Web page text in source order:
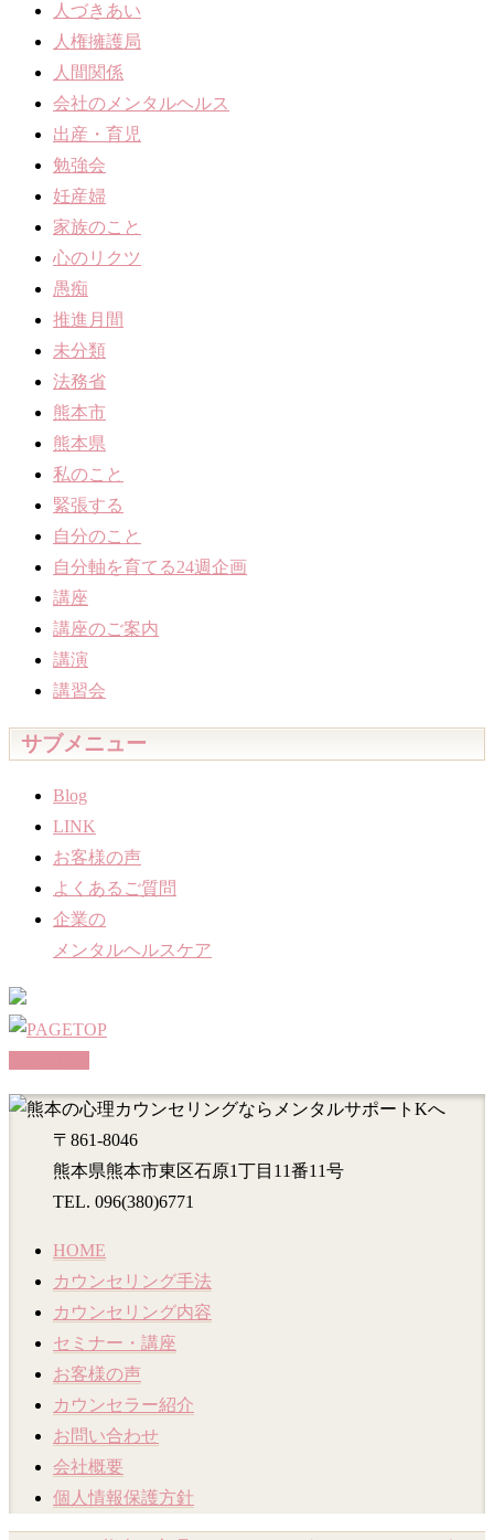
人づきあい
人権擁護局
人間関係
会社のメンタルヘルス
出産・育児
勉強会
妊産婦
家族のこと
心のリクツ
愚痴
推進月間
未分類
法務省
熊本市
熊本県
私のこと
緊張する
自分のこと
自分軸を育てる24週企画
講座
講座のご案内
講演
講習会
サブメニュー
Blog
LINK
お客様の声
よくあるご質問
企業の
メンタルヘルスケア
〒861-8046
熊本県熊本市東区石原1丁目11番11号
TEL. 096(380)6771
HOME
カウンセリング手法
カウンセリング内容
セミナー・講座
お客様の声
カウンセラー紹介
お問い合わせ
会社概要
個人情報保護方針